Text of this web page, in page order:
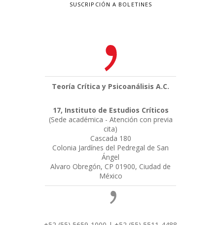
SUSCRIPCIÓN A BOLETINES
Teoría Crítica y Psicoanálisis A.C.
17, Instituto de Estudios Críticos
(Sede académica - Atención con previa
cita)
Cascada 180
Colonia Jardínes del Pedregal de San
Ángel
Alvaro Obregón, CP 01900, Ciudad de
México